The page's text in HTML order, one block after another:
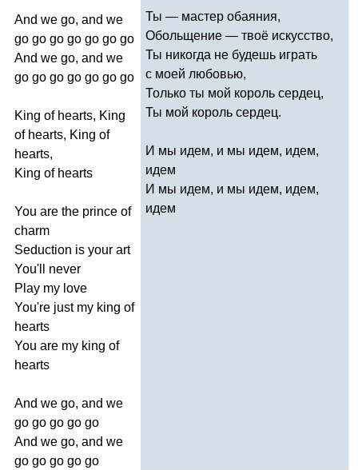
And we go, and we
go go go go go go go
And we go, and we
go go go go go go go
King of hearts, King
of hearts, King of
hearts,
King of hearts
You are the prince of
charm
Seduction is your art
You'll
never
Play my love
You're just my king of
hearts
You are my king of
hearts
And we go, and we
go go go go go
And we go, and we
go go go go go
Ты — мастер обаяния,
Обольщение — твоё искусство,
Ты никогда не будешь играть
с моей любовью,
Только ты мой король сердец,
Ты мой король сердец.
И мы идем, и мы идем, идем,
идем
И мы идем, и мы идем, идем,
идем